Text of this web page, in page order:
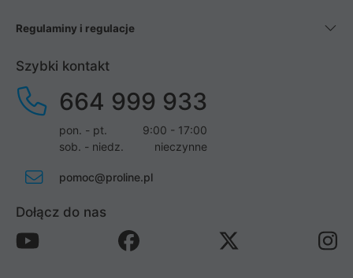
Regulaminy i regulacje
Szybki kontakt
664 999 933
pon. - pt.
9:00 - 17:00
sob. - niedz.
nieczynne
pomoc@proline.pl
Dołącz do nas